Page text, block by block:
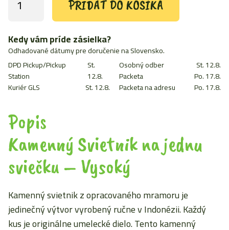
množstvo
na
jednu
sviečku
-
Vysoký
PRIDAŤ DO KOŠÍKA
Kedy vám príde zásielka?
Odhadované dátumy pre doručenie na Slovensko.
DPD Pickup/Pickup
Station
St.
12.8.
Kuriér GLS
St. 12.8.
Osobný odber
St. 12.8.
Packeta
Po. 17.8.
Packeta na adresu
Po. 17.8.
Popis
Kamenný Svietnik na jednu
sviečku – Vysoký
Kamenný svietnik z opracovaného mramoru je
jedinečný výtvor vyrobený ručne v Indonézii. Každý
kus je originálne umelecké dielo. Tento kamenný